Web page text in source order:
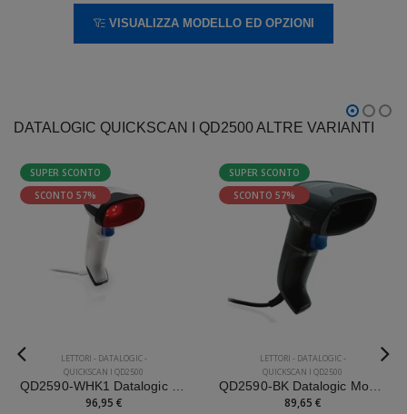
VISUALIZZA MODELLO ED OPZIONI
DATALOGIC QUICKSCAN I QD2500 ALTRE VARIANTI
SUPER SCONTO
SCONTO 57%
LETTORI - DATALOGIC-
QUICKSCAN I QD2500
96,95 €
SUPER SCONTO
SCONTO 57%
LETTORI - DATALOGIC-
QUICKSCAN I QD2500
89,65 €